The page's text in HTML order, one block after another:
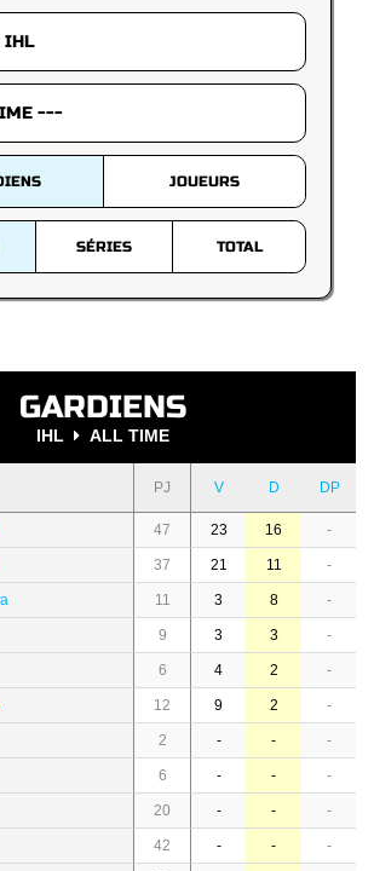
JOUEURS
SÉRIES TOTAL
GARDIENS
IHL ALL TIME
PJ V D DP
47 23 16 -
37 21 11 -
11 3 8 -
9 3 3 -
6 4 2 -
12 9 2 -
2 - - -
6 - - -
20 - - -
42 - - -